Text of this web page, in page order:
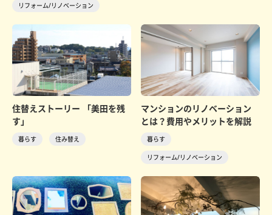
リフォーム/リノベーション
住替えストーリー 「美田を残
す」
暮らす 住み替え
マンションのリノベーション
とは？費用やメリットを解説
暮らす
リフォーム/リノベーション